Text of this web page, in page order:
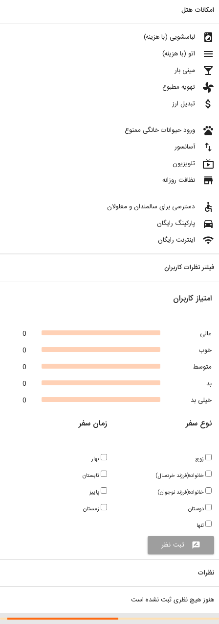
امکانات هتل
local_laundry_service لباسشویی (با هزینه)
menu اتو (با هزینه)
local_bar مینی بار
toys تهویه مطبوع
attach_money تبدیل ارز
pets ورود حیوانات خانگی ممنوع
import_export آسانسور
live_tv تلویزیون
store نظافت روزانه
accessible دسترسی برای سالمندان و معلولان
directions_car پارکینگ رایگان
wifi اینترنت رایگان
فیلتر نظرات کاربران
امتیاز کاربران
0
عالی
0
خوب
0
متوسط
0
بد
0
خیلی بد
زمان سفر
بهار
تابستان
پاییز
زمستان
نوع سفر
زوج
خانواده(فرزند خردسال)
خانواده(فرزند نوجوان)
دوستان
تنها
rate_review ثبت نظر
نظرات
هنوز هیچ نظری ثبت نشده است